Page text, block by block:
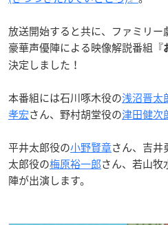
放送開始すると共に、ファミリー
豪華声優陣による映像解説番組『
決定しました！
本番組には石川啄木役の浅沼晋太
孝宏さん、野村胡堂役の津田健次
平井太郎役の小野賢章さん、吉井
太郎役の梅原裕一郎さん、若山牧
陣が出演します。